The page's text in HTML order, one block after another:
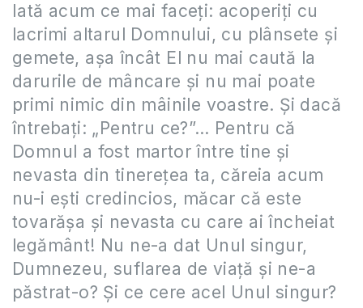
Iată acum ce mai faceţi: acoperiţi cu
lacrimi altarul Domnului, cu plânsete şi
gemete, aşa încât El nu mai caută la
darurile de mâncare şi nu mai poate
primi nimic din mâinile voastre. Şi dacă
întrebaţi: „Pentru ce?”… Pentru că
Domnul a fost martor între tine şi
nevasta din tinereţea ta, căreia acum
nu-i eşti credincios, măcar că este
tovarăşa şi nevasta cu care ai încheiat
legământ! Nu ne-a dat Unul singur,
Dumnezeu, suflarea de viaţă şi ne-a
păstrat-o? Şi ce cere acel Unul singur?